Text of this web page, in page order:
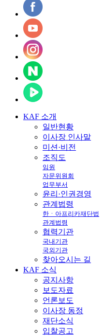
KAF 소개
일반현황
이사장 인사말
미션·비전
조직도
임원
자문위원회
업무부서
윤리·인권경영
관계법령
한ㆍ아프리카재단법
관계법령
협력기관
국내기관
국외기관
찾아오시는 길
KAF 소식
공지사항
보도자료
언론보도
이사장 동정
재단소식
입찰공고